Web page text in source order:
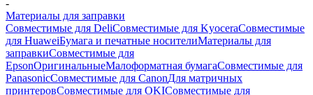
-
Материалы для заправки
Совместимые для DeliСовместимые для KyoceraСовместимые
для HuaweiБумага и печатные носителиМатериалы для
заправкиСовместимые для
EpsonОригинальныеМалоформатная бумагаСовместимые для
PanasonicСовместимые для CanonДля матричных
принтеровСовместимые для OKIСовместимые для